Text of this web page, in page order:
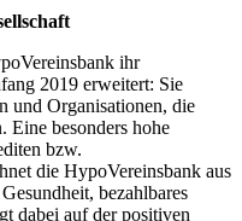
ihr
2019 erweitert: Sie
und Organisationen, die
Eine besonders hohe
bzw.
die HypoVereinsbank aus
bezahlbares
dabei auf der positiven